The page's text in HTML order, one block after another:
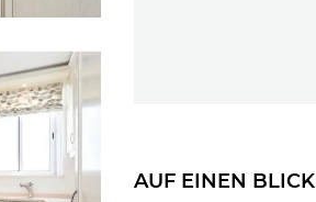
AUF EINEN BLICK